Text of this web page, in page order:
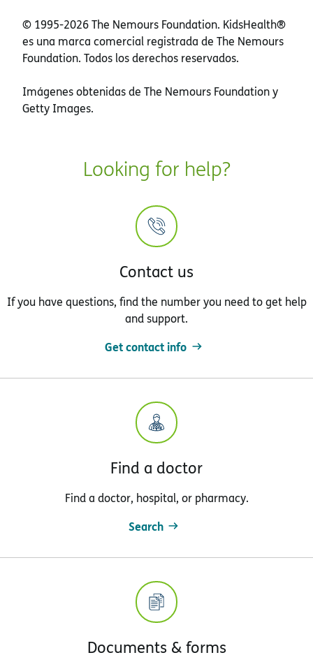
© 1995-2026 The Nemours Foundation. KidsHealth®
es una marca comercial registrada de The Nemours
Foundation. Todos los derechos reservados.
Imágenes obtenidas de The Nemours Foundation y
Getty Images.
Looking for help?
Contact us
If you have questions, find the number you need to get help
and support.
Get contact info
Find a doctor
Find a doctor, hospital, or pharmacy.
Search
Documents & forms